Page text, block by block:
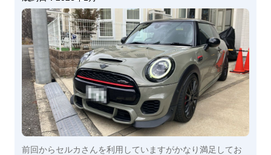
前回からセルカさんを利用していますがかなり満足してお